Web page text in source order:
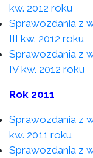
kw. 2012 roku
Sprawozdania z
III kw. 2012 roku
Sprawozdania z
IV kw. 2012 roku
Rok 2011
Sprawozdania z
kw. 2011 roku
Sprawozdania z